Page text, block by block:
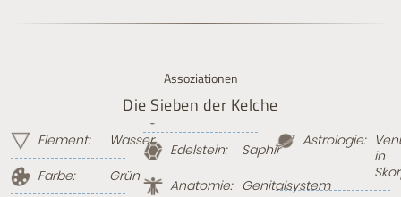
Assoziationen
Die Sieben der Kelche
Element:
Wasser
Farbe:
Grün
Edelstein:
Saphir
Anatomie: Genitalsystem
Astrologie:
in